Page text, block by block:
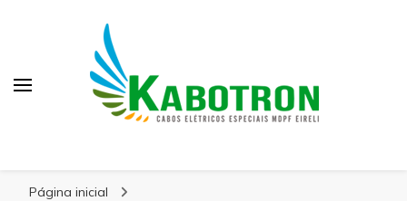
Página inicial